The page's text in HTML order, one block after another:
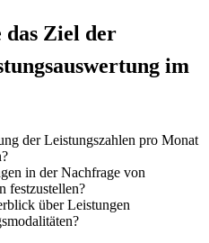
das Ziel der
im
der Leistungszahlen pro Monat
in der Nachfrage von
festzustellen?
über Leistungen